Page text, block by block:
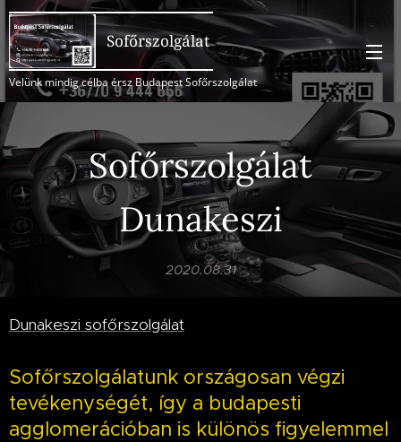
Sofőrszolgálat
Velünk mindig célba érsz Budapest Sofőrszolgálat
Sofőrszolgálat
Dunakeszi
2020.08.31
Dunakeszi sofőrszolgálat
Sofőrszolgálatunk országosan végzi
tevékenységét, így a budapesti
agglomerációban is különös figyelemmel